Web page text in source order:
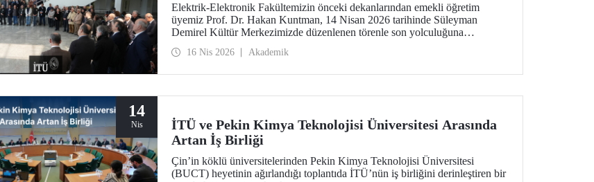
Elektrik-Elektronik Fakültemizin önceki dekanlarından emekli öğretim
üyemiz Prof. Dr. Hakan Kuntman, 14 Nisan 2026 tarihinde Süleyman
Demirel Kültür Merkezimizde düzenlenen törenle son yolculuğuna
16 Nis 2026 Akademik
14
Nis
İTÜ ve Pekin Kimya Teknolojisi Üniversitesi Arasında
Artan İş Birliği
Çin’in köklü üniversitelerinden Pekin Kimya Teknolojisi Üniversitesi
(BUCT) heyetinin ağırlandığı toplantıda İTÜ’nün iş birliğini derinleştiren bir